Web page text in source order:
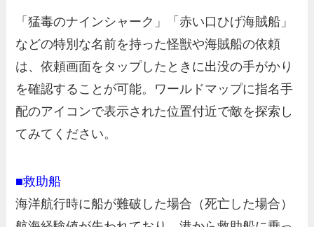
「猛毒のナインシャーク」「赤い口ひげ海賊船」
などの特別な名前を持った怪獣や海賊船の依頼
は、依頼画面をタップしたときに出没の手がかり
を確認することが可能。ワールドマップに指名手
配のアイコンで表示された位置付近で敵を探索し
てみてください。
■救助船
海洋航行時に船が難破した場合（死亡した場合）